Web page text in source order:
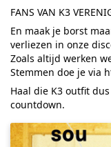
FANS VAN K3
En maak je borst
verliezen in onze
Zoals altijd werken
Stemmen doe je via
Haal die K3 outfit
countdown.